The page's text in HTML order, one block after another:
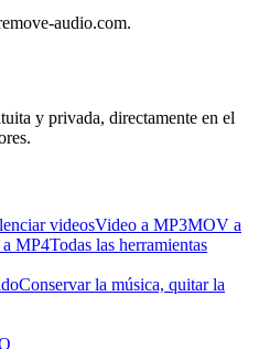
audio.com.
y privada, directamente en el
videosVideo a MP3MOV a
MP4Todas las herramientas
Conservar la música, quitar la